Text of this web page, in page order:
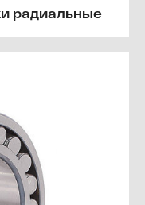
радиальные